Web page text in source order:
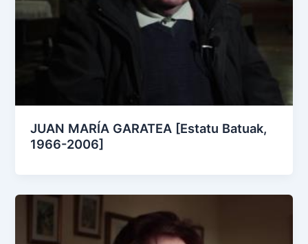
JUAN MARÍA GARATEA [Estatu Batuak,
1966-2006]